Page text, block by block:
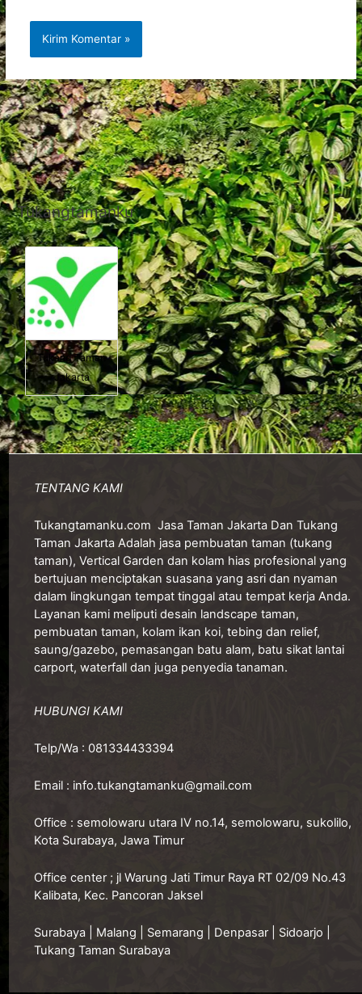
Tukangtamanku
Tukang Taman
Jakarta
TENTANG KAMI
Tukangtamanku.com Jasa Taman Jakarta Dan Tukang
Taman Jakarta Adalah jasa pembuatan taman (tukang
taman), Vertical Garden dan kolam hias profesional yang
bertujuan menciptakan suasana yang asri dan nyaman
dalam lingkungan tempat tinggal atau tempat kerja Anda.
Layanan kami meliputi desain landscape taman,
pembuatan taman, kolam ikan koi, tebing dan relief,
saung/gazebo, pemasangan batu alam, batu sikat lantai
carport, waterfall dan juga penyedia tanaman.
HUBUNGI KAMI
Telp/Wa : 081334433394
Email : info.tukangtamanku@gmail.com
Office : semolowaru utara IV no.14, semolowaru, sukolilo,
Kota Surabaya, Jawa Timur
Office center ; jl Warung Jati Timur Raya RT 02/09 No.43
Kalibata, Kec. Pancoran Jaksel
Surabaya Malang Semarang Denpasar Sidoarjo
Tukang Taman Surabaya